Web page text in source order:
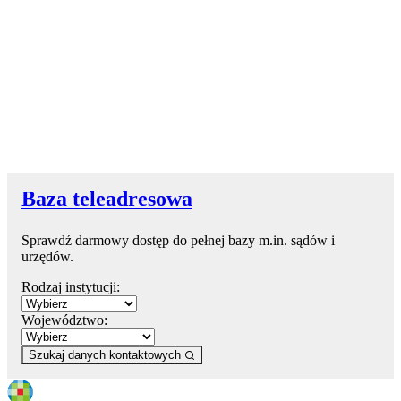
Baza teleadresowa
Sprawdź darmowy dostęp do pełnej bazy m.in. sądów i
urzędów.
Rodzaj instytucji:
Województwo:
Szukaj danych kontaktowych